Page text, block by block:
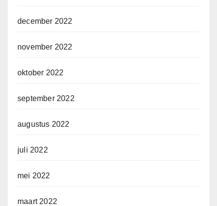
december 2022
november 2022
oktober 2022
september 2022
augustus 2022
juli 2022
mei 2022
maart 2022